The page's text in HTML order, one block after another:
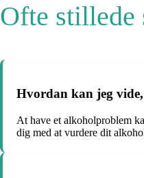
Ofte stillede
Hvordan kan jeg
At have et alkoholproblem
dig med at vurdere dit